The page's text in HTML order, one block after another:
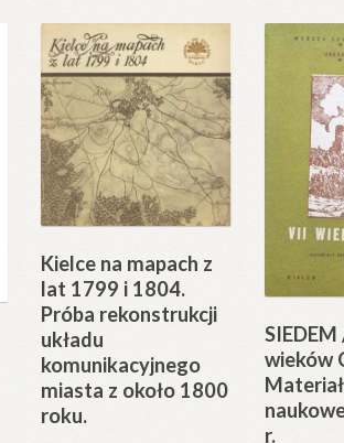
Kielce na mapach z
lat 1799 i 1804.
Próba rekonstrukcji
układu
komunikacyjnego
miasta z około 1800
roku.
wieków
r.